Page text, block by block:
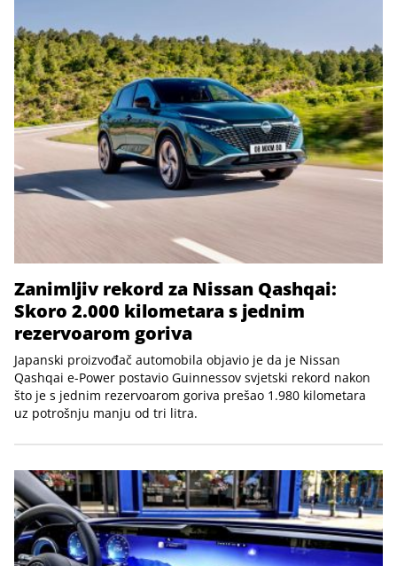
Zanimljiv rekord za Nissan Qashqai:
Skoro 2.000 kilometara s jednim
rezervoarom goriva
Japanski proizvođač automobila objavio je da je Nissan
Qashqai e-Power postavio Guinnessov svjetski rekord nakon
što je s jednim rezervoarom goriva prešao 1.980 kilometara
uz potrošnju manju od tri litra.